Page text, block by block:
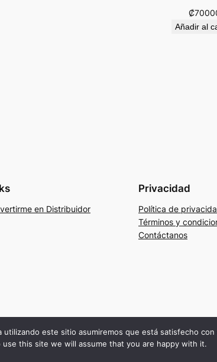
₡
Añadir al
en Distribuidor
Privacidad
Política de
Términos y
Contáctanos
este sitio asumiremos que está satisfecho
this site we will assume that you are happy with it.